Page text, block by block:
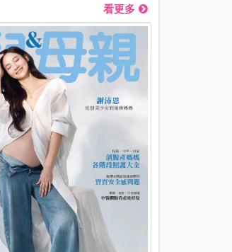
看更多